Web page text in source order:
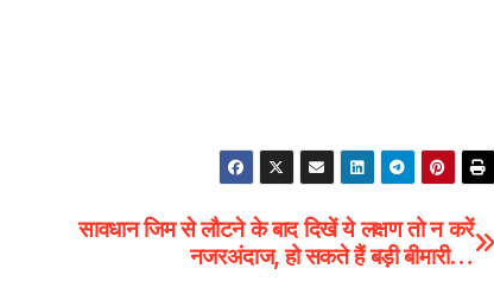
सावधान जिम से लौटने के बाद दिखें ये लक्षण तो न करें
नजरअंदाज, हो सकते हैं बड़ी बीमारी…